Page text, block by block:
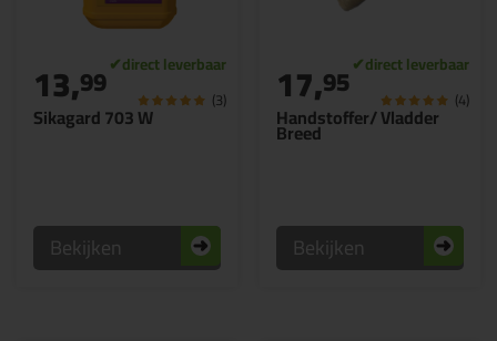
Sikagard 703 W
13,99 (3)
Bekijken
Handstoffer/ Vladder
Breed
17,95 (4)
Bekijken